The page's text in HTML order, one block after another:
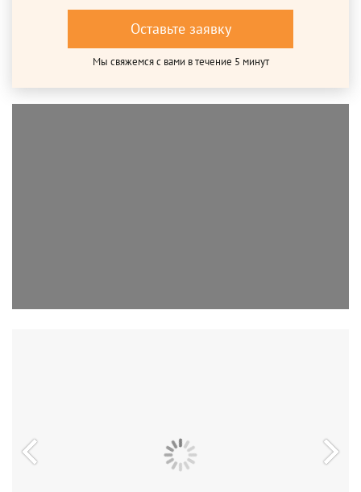
Оставьте заявку
Мы свяжемся с вами в течение 5 минут